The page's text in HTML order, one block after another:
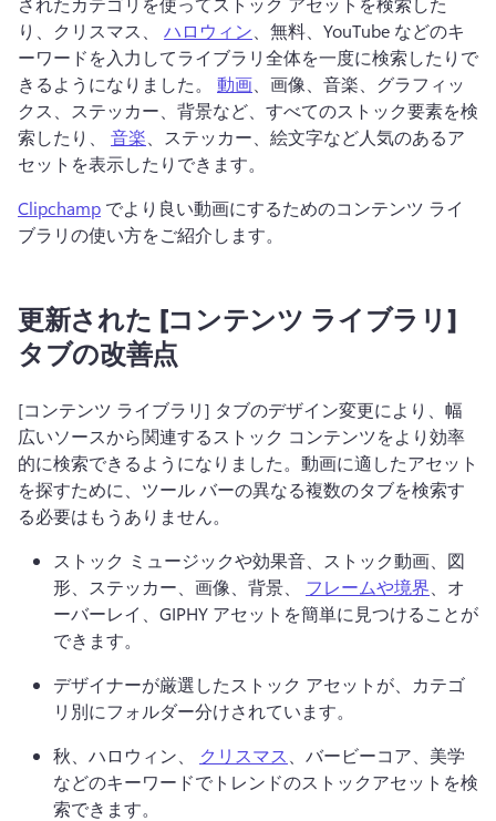
り、クリスマス、 ハロウィン 、無料、YouTube などのキ
ーワードを入力してライブラリ全体を一度に検索したりで
きるようになりました。 動画 、画像、音楽、グラフィッ
クス、ステッカー、背景など、すべてのストック要素を検
索したり、 音楽 、ステッカー、絵文字など人気のあるア
セットを表示したりできます。
Clipchamp でより良い動画にするためのコンテンツ ライ
ブラリの使い方をご紹介します。
更新された [コンテンツ ライブラリ]
タブの改善点
[コンテンツ ライブラリ] タブのデザイン変更により、幅
広いソースから関連するストック コンテンツをより効率
的に検索できるようになりました。 動画に適したアセット
を探すために、ツール バーの異なる複数のタブを検索す
る必要はもうありません。
ストック ミュージックや効果音、ストック動画、図
形、ステッカー、画像、背景、 フレームや境界 、オ
ーバーレイ、GIPHY アセットを簡単に見つけることが
できます。
デザイナーが厳選したストック アセットが、カテゴ
リ別にフォルダー分けされています。
秋、ハロウィン、 クリスマス
、バービーコア、美学
などのキーワードでトレンドのストックアセットを検
索できます。